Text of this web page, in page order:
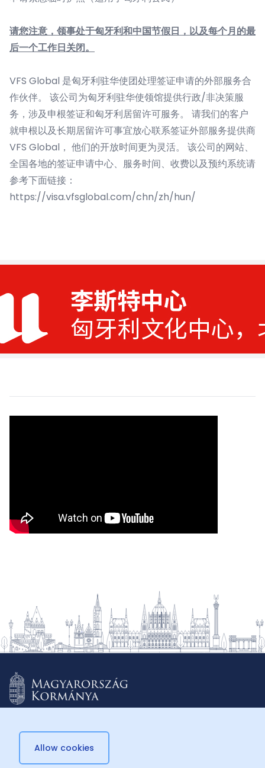
请您注意，领事处于匈牙利和中国节假日，以及每个月的最
后一个工作日关闭。
VFS Global 是匈牙利驻华使团处理签证申请的外部服务合
作伙伴。 该公司为匈牙利驻华使领馆提供行政/非决策服
务，涉及申根签证和匈牙利居留许可服务。 请我们的客户
就申根以及长期居留许可事宜放心联系签证外部服务提供商
VFS Global， 他们的开放时间更为灵活。 该公司的网站、
全国各地的签证申请中心、服务时间、收费以及预约系统请
参考下面链接：
https://visa.vfsglobal.com/chn/zh/hun/
© 2026 Külügyminisztérium
Allow cookies